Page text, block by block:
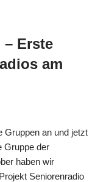
– Erste
am
Gruppen an und jetzt
Gruppe der
haben wir
Seniorenradio